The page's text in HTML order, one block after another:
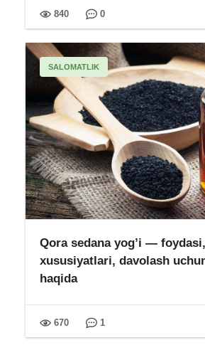
840 0
SALOMATLIK
Qora sedana yog’i — foydasi,
xususiyatlari, davolash
haqida
670 1